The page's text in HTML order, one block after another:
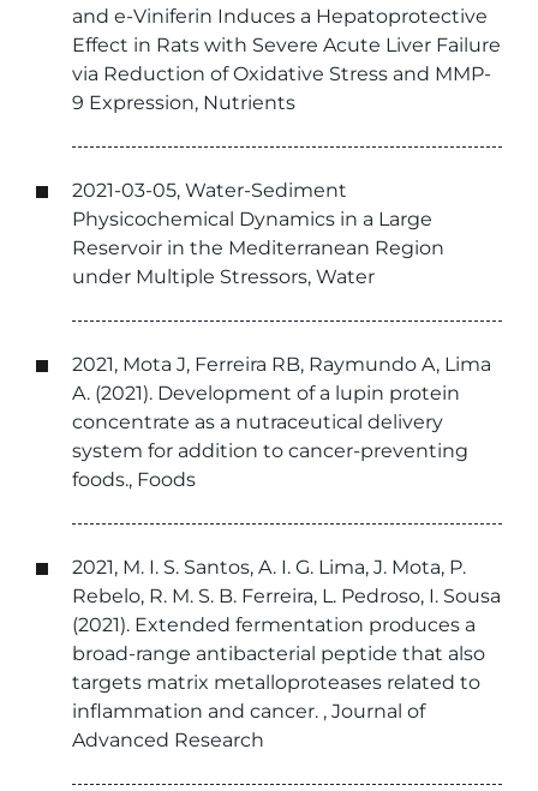
and e-Viniferin Induces a Hepatoprotective
Effect in Rats with Severe Acute Liver Failure
via Reduction of Oxidative Stress and MMP-
9 Expression, Nutrients
2021-03-05, Water-Sediment
Physicochemical Dynamics in a Large
Reservoir in the Mediterranean Region
under Multiple Stressors, Water
2021, Mota J, Ferreira RB, Raymundo A, Lima
A. (2021). Development of a lupin protein
concentrate as a nutraceutical delivery
system for addition to cancer-preventing
foods., Foods
2021, M. I. S. Santos, A. I. G. Lima, J. Mota, P.
Rebelo, R. M. S. B. Ferreira, L. Pedroso, I. Sousa
(2021). Extended fermentation produces a
broad-range antibacterial peptide that also
targets matrix metalloproteases related to
inflammation and cancer. , Journal of
Advanced Research